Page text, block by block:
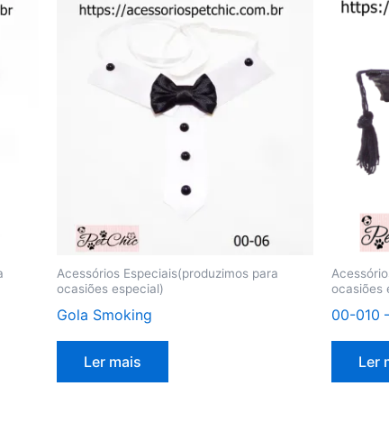
Acessórios Especiais(produzimos para
ocasiões especial)
Gola Smoking
Ler mais
ocasiões
00-010
Ler